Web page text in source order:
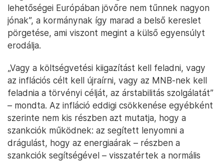
lehetőségei Európában jövőre nem tűnnek nagyon
jónak”, a kormánynak így marad a belső kereslet
pörgetése, ami viszont megint a külső egyensúlyt
erodálja.
„Vagy a költségvetési kiigazítást kell feladni, vagy
az inflációs célt kell újraírni, vagy az MNB-nek kell
feladnia a törvényi célját, az árstabilitás szolgálatát”
– mondta. Az infláció eddigi csökkenése egyébként
szerinte nem kis részben azt mutatja, hogy a
szankciók működnek: az segített lenyomni a
drágulást, hogy az energiaárak – részben a
szankciók segítségével – visszatértek a normális